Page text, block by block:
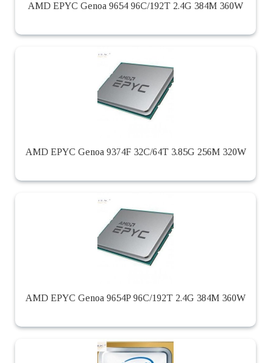
AMD EPYC Genoa 9654 96C/192T 2.4G 384M 360W
AMD EPYC Genoa 9374F 32C/64T 3.85G 256M 320W
AMD EPYC Genoa 9654P 96C/192T 2.4G 384M 360W